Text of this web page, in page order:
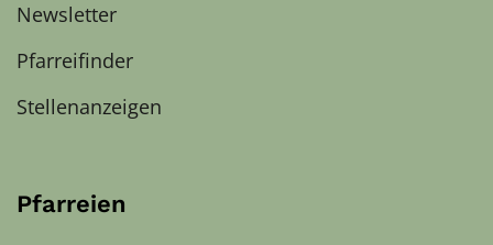
Newsletter
Pfarreifinder
Stellenanzeigen
Pfarreien